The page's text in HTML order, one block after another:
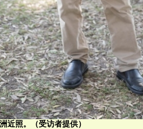
近照。（受访者提供）